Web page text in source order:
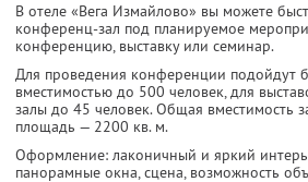
В отеле «Вега Измайлово» вы можете
конференц-зал под планируемое
конференцию, выставку или семинар.
Для проведения конференции подойдут
вместимостью до 500 человек, для
залы до 45 человек. Общая вместимость
площадь — 2200 кв. м.
Оформление: лаконичный и яркий
панорамные окна, сцена, возможность